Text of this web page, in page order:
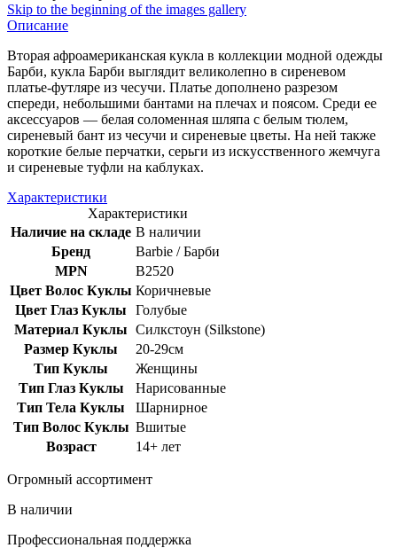
Skip to the beginning of the images gallery
Описание
Вторая афроамериканская кукла в коллекции модной одежды
Барби, кукла Барби выглядит великолепно в сиреневом
платье-футляре из чесучи. Платье дополнено разрезом
спереди, небольшими бантами на плечах и поясом. Среди ее
аксессуаров — белая соломенная шляпа с белым тюлем,
сиреневый бант из чесучи и сиреневые цветы. На ней также
короткие белые перчатки, серьги из искусственного жемчуга
и сиреневые туфли на каблуках.
Характеристики
Характеристики
Наличие на складе В наличии
Бренд
Barbie / Барби
MPN
B2520
Цвет Волос Куклы Коричневые
Цвет Глаз Куклы
Голубые
Материал Куклы Силкстоун (Silkstone)
Размер Куклы
20-29см
Тип Куклы
Женщины
Тип Глаз Куклы
Нарисованные
Тип Тела Куклы
Шарнирное
Тип Волос Куклы Вшитые
Возраст
14+ лет
Огромный ассортимент
В наличии
Профессиональная поддержка